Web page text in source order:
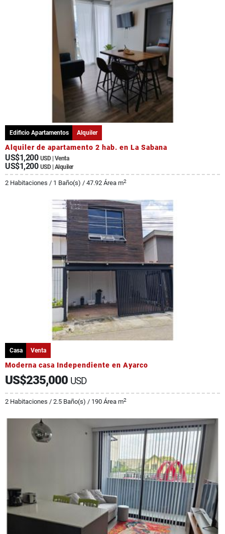
Edificio Apartamentos Alquiler
Alquiler de apartamento 2 hab. en La Sabana
US$1,200 USD | Venta
US$1,200 USD | Alquiler
2 Habitaciones / 1 Baño(s) / 47.92 Área m2
Casa Venta
Moderna casa Independiente en Ayarco
US$235,000 USD
2 Habitaciones / 2.5 Baño(s) / 190 Área m2